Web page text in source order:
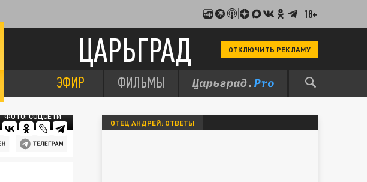
18+
ЦАРЬГРАД ОТКЛЮЧИТЬ РЕКЛАМУ
ЭФИР ФИЛЬМЫ
ФОТО: СОЦСЕТИ
ОТЕЦ АНДРЕЙ: ОТВЕТЫ